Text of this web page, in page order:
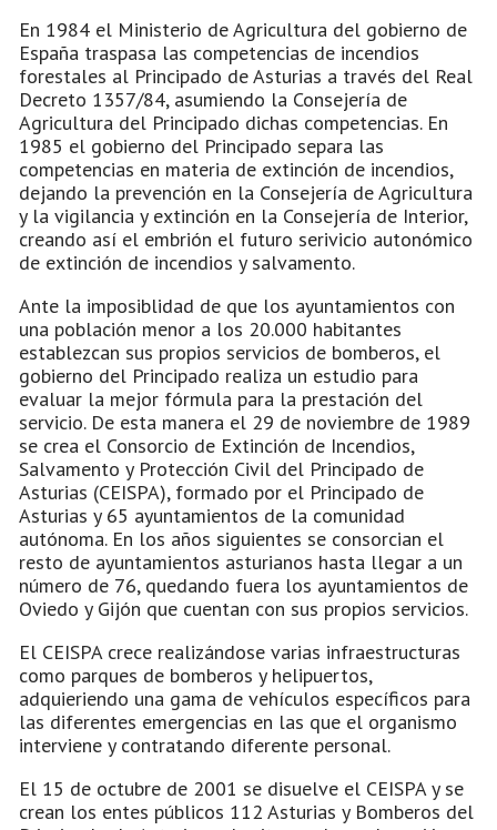
En 1984 el Ministerio de Agricultura del gobierno de
España traspasa las competencias de incendios
forestales al Principado de Asturias a través del Real
Decreto 1357/84, asumiendo la Consejería de
Agricultura del Principado dichas competencias. En
1985 el gobierno del Principado separa las
competencias en materia de extinción de incendios,
dejando la prevención en la Consejería de Agricultura
y la vigilancia y extinción en la Consejería de Interior,
creando así el embrión el futuro serivicio autonómico
de extinción de incendios y salvamento.
Ante la imposiblidad de que los ayuntamientos con
una población menor a los 20.000 habitantes
establezcan sus propios servicios de bomberos, el
gobierno del Principado realiza un estudio para
evaluar la mejor fórmula para la prestación del
servicio. De esta manera el 29 de noviembre de 1989
se crea el Consorcio de Extinción de Incendios,
Salvamento y Protección Civil del Principado de
Asturias (CEISPA), formado por el Principado de
Asturias y 65 ayuntamientos de la comunidad
autónoma. En los años siguientes se consorcian el
resto de ayuntamientos asturianos hasta llegar a un
número de 76, quedando fuera los ayuntamientos de
Oviedo y Gijón que cuentan con sus propios servicios.
El CEISPA crece realizándose varias infraestructuras
como parques de bomberos y helipuertos,
adquieriendo una gama de vehículos específicos para
las diferentes emergencias en las que el organismo
interviene y contratando diferente personal.
El 15 de octubre de 2001 se disuelve el CEISPA y se
crean los entes públicos 112 Asturias y Bomberos del